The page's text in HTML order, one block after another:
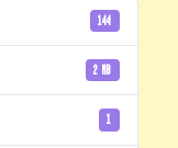
144
2 MB
1